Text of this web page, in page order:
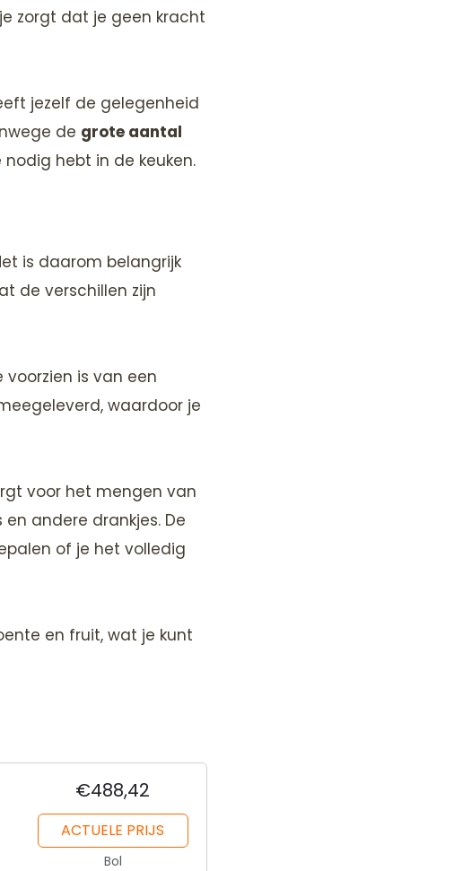
zorgt dat je geen kracht
jezelf de gelegenheid
de grote aantal
hebt in de keuken.
is daarom belangrijk
de verschillen zijn
voorzien is van een
waardoor je
voor het mengen van
andere drankjes. De
of je het volledig
en fruit, wat je kunt
€488,42
ACTUELE PRIJS
Bol